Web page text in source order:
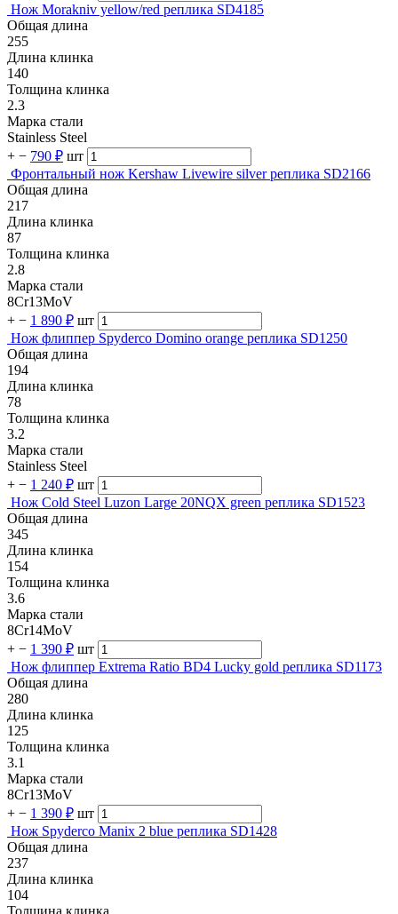
Нож Morakniv yellow/red реплика SD4185
Общая длина
255
Длина клинка
140
Толщина клинка
2.3
Марка стали
Stainless Steel
+ − 790 ₽ шт
Фронтальный нож Kershaw Livewire silver реплика SD2166
Общая длина
217
Длина клинка
87
Толщина клинка
2.8
Марка стали
8Cr13MoV
+ − 1 890 ₽ шт
Нож флиппер Spyderco Domino orange реплика SD1250
Общая длина
194
Длина клинка
78
Толщина клинка
3.2
Марка стали
Stainless Steel
+ − 1 240 ₽ шт
Нож Cold Steel Luzon Large 20NQX green реплика SD1523
Общая длина
345
Длина клинка
154
Толщина клинка
3.6
Марка стали
8Cr14MoV
+ − 1 390 ₽ шт
Нож флиппер Extrema Ratio BD4 Lucky gold реплика SD1173
Общая длина
280
Длина клинка
125
Толщина клинка
3.1
Марка стали
8Cr13MoV
+ − 1 390 ₽ шт
Нож Spyderco Manix 2 blue реплика SD1428
Общая длина
237
Длина клинка
104
Толщина клинка